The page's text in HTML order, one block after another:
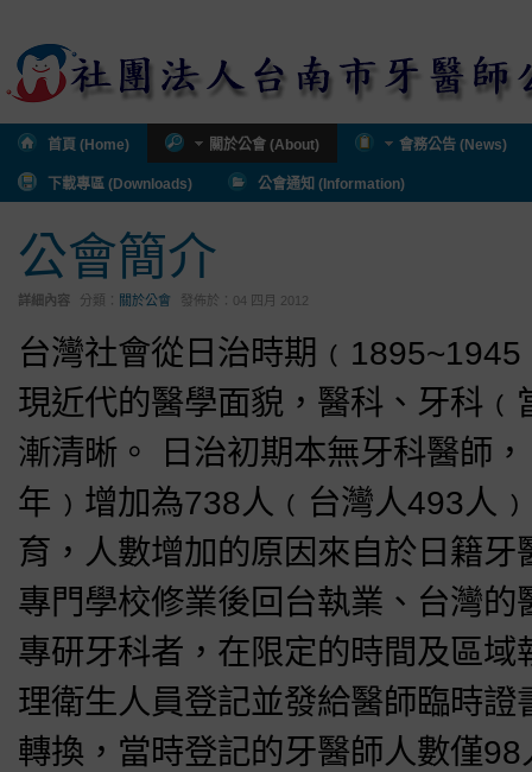
首頁 (Home) 關於公會 (About) 會務公告 (News)
下載專區 (Downloads) 公會通知 (Information)
公會簡介
詳細內容 分類： 關於公會 發佈於： 04 四月 2012
台灣社會從日治時期
現近代的醫學面貌，醫科、牙科
漸清晰。 日治初期本無牙科醫師
年﹚增加為738人﹙台灣人493人
育，人數增加的原因來自於日籍
專門學校修業後回台執業、台灣
專研牙科者，在限定的時間及區
理衛生人員登記並發給醫師臨時
轉換，當時登記的牙醫師人數僅